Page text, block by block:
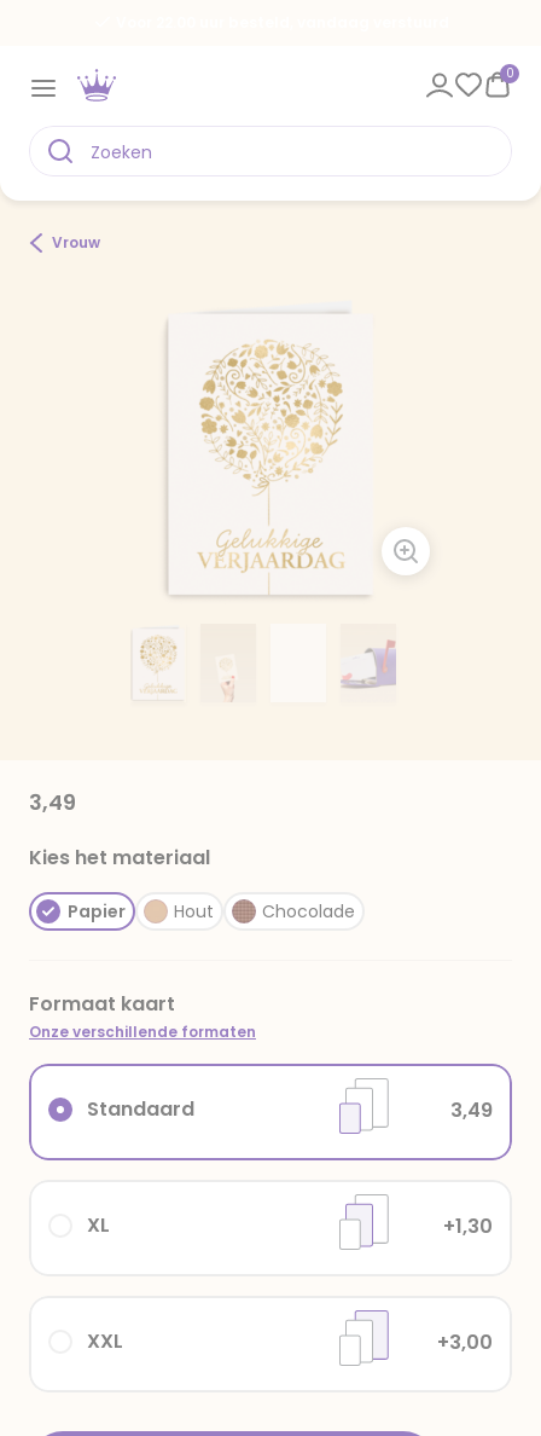
0
Vrouw
3,49
Kies het materiaal
Papier Hout Chocolade
Formaat kaart
Onze verschillende formaten
XXL +3,00
XL +1,30
Standaard 3,49